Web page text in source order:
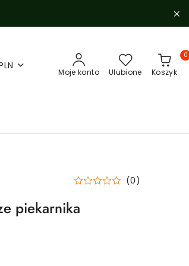
Moje konto Ulubione Koszyk
0
(0)
piekarnika